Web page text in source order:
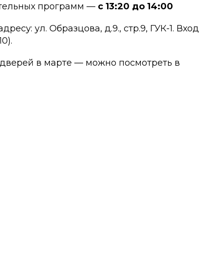
программ — с 13:20 до 14:00
ул. Образцова, д.9., стр.9, ГУК-1. Вход
в марте — можно посмотреть в